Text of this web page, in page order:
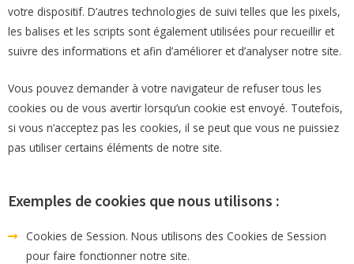
votre dispositif. D’autres technologies de suivi telles que les pixels,
les balises et les scripts sont également utilisées pour recueillir et
suivre des informations et afin d’améliorer et d’analyser notre site.
Vous pouvez demander à votre navigateur de refuser tous les
cookies ou de vous avertir lorsqu’un cookie est envoyé. Toutefois,
si vous n’acceptez pas les cookies, il se peut que vous ne puissiez
pas utiliser certains éléments de notre site.
Exemples de cookies que nous utilisons :
Cookies de Session. Nous utilisons des Cookies de Session
pour faire fonctionner notre site.